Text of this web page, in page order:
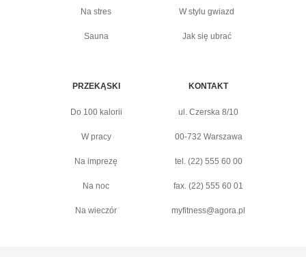
Na stres
Sauna
W stylu gwiazd
Jak się ubrać
PRZEKĄSKI
Do 100 kalorii
W pracy
Na imprezę
Na noc
Na wieczór
KONTAKT
ul. Czerska 8/10
00-732 Warszawa
tel. (22) 555 60 00
fax. (22) 555 60 01
myfitness@agora.pl